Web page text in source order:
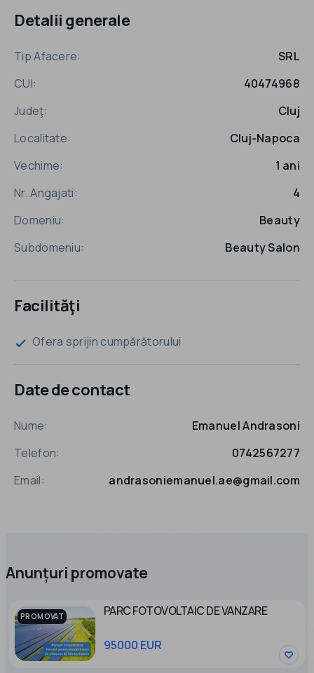
Detalii generale
Tip Afacere:
SRL
CUI:
40474968
Judeţ:
Cluj
Localitate:
Cluj-Napoca
Vechime:
1 ani
Nr. Angajati:
4
Domeniu:
Beauty
Subdomeniu:
Beauty Salon
Facilităţi
check Ofera sprijin cumpărătorului
Date de contact
Nume:
Emanuel Andrasoni
Telefon:
0742567277
Email:
andrasoniemanuel.ae@gmail.com
Anunțuri promovate
PROMOVAT PARC FOTOVOLTAIC DE VANZARE
95000 EUR